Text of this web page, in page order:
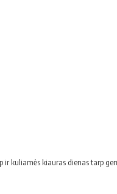
ir kuliamės kiauras dienas tarp